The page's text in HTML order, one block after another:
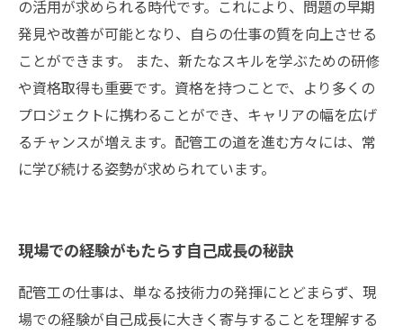
の活用が求められる時代です。これにより、問題の早期
発見や改善が可能となり、自らの仕事の質を向上させる
ことができます。 また、新たなスキルを学ぶための研修
や資格取得も重要です。資格を持つことで、より多くの
プロジェクトに携わることができ、キャリアの幅を広げ
るチャンスが増えます。配管工の道を進む方々には、常
に学び続ける姿勢が求められています。
現場での経験がもたらす自己成長の秘訣
配管工の仕事は、単なる技術力の発揮にとどまらず、現
場での経験が自己成長に大きく寄与することを理解する